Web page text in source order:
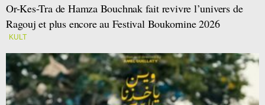
Or-Kes-Tra de Hamza Bouchnak fait revivre l’univers de
Ragouj et plus encore au Festival Boukornine 2026
KULT